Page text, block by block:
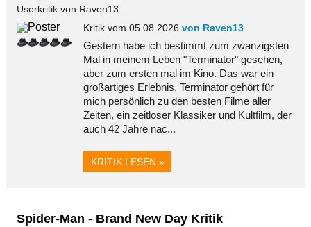
Userkritik von Raven13
Kritik vom 05.08.2026 von Raven13
Gestern habe ich bestimmt zum zwanzigsten
Mal in meinem Leben "Terminator" gesehen,
aber zum ersten mal im Kino. Das war ein
großartiges Erlebnis. Terminator gehört für
mich persönlich zu den besten Filme aller
Zeiten, ein zeitloser Klassiker und Kultfilm, der
auch 42 Jahre nac...
KRITIK LESEN »
Spider-Man - Brand New Day Kritik